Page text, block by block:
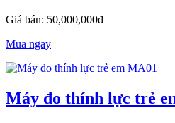
Giá bán: 50,000,000đ
Mua ngay
Máy đo thính lực trẻ